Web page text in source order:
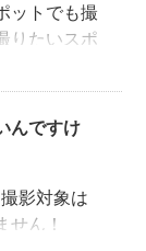
ットでも撮
りたいスポ
ラファーと
影できるの
んですけ
影対象は
せん！